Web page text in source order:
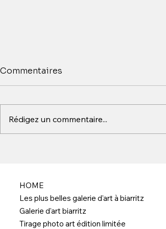
photographie
contemporaine
Commentaires
Rédigez un commentaire...
HOME
Les plus belles galerie d'art à biarritz
Galerie d'art biarritz
Tirage photo art édition limitée